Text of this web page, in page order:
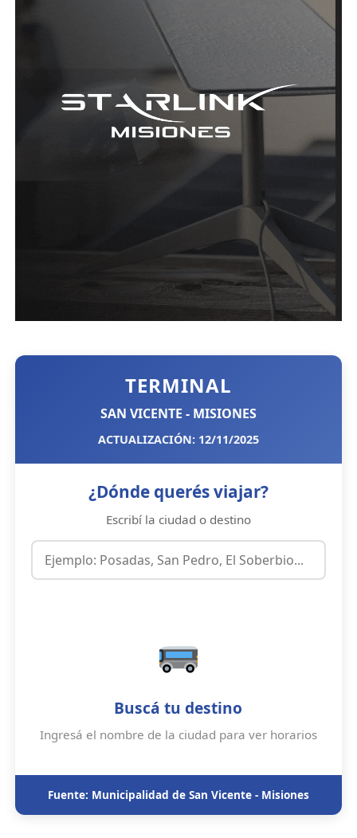
TERMINAL
SAN VICENTE - MISIONES
ACTUALIZACIÓN: 12/11/2025
¿Dónde querés viajar?
Escribí la ciudad o destino
Buscá tu destino
Ingresá el nombre de la ciudad para ver horarios
Fuente: Municipalidad de San Vicente - Misiones